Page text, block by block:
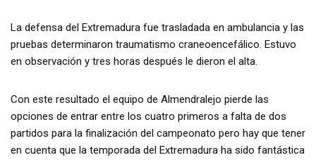
La defensa del Extremadura fue trasladada en ambulancia y las
pruebas determinaron traumatismo craneoencefálico. Estuvo
en observación y tres horas después le dieron el alta.
Con este resultado el equipo de Almendralejo pierde las
opciones de entrar entre los cuatro primeros a falta de dos
partidos para la finalización del campeonato pero hay que tener
en cuenta que la temporada del Extremadura ha sido fantástica